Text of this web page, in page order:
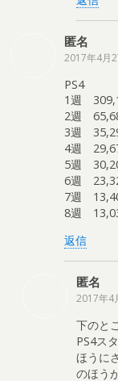
匿名
2017年4月
PS4
1週
2週
3週
4週
5週
6週
7週
8週
返信
匿名
2017年4
下のと
PS4ス
ほうに
のほう